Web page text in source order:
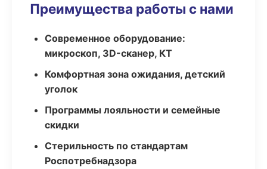
Преимущества работы с нами
Современное оборудование:
микроскоп, 3D-сканер, КТ
Комфортная зона ожидания, детский
уголок
Программы лояльности и семейные
скидки
Стерильность по стандартам
Роспотребнадзора